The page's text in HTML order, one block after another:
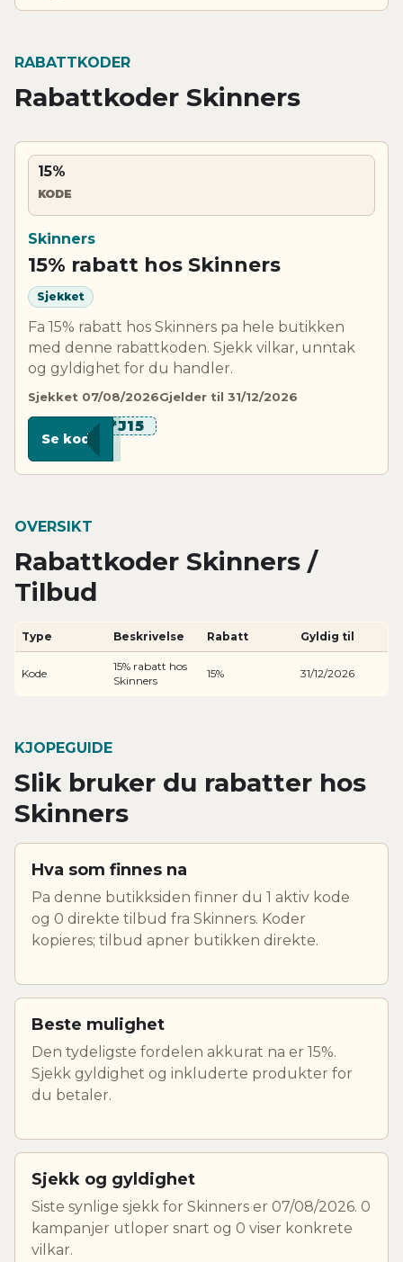
RABATTKODER
Rabattkoder Skinners
15%
KODE
Skinners
15% rabatt hos Skinners
Sjekket
Fa 15% rabatt hos Skinners pa hele butikken
med denne rabattkoden. Sjekk vilkar, unntak
og gyldighet for du handler.
Sjekket 07/08/2026Gjelder til 31/12/2026
***J15
Se kode
OVERSIKT
Rabattkoder Skinners /
Tilbud
Type Beskrivelse Rabatt Gyldig til
Kode
15% rabatt hos
Skinners
15% 31/12/2026
KJOPEGUIDE
Slik bruker du rabatter hos
Skinners
Hva som finnes na
Pa denne butikksiden finner du 1 aktiv kode
og 0 direkte tilbud fra Skinners. Koder
kopieres; tilbud apner butikken direkte.
Beste mulighet
Den tydeligste fordelen akkurat na er 15%.
Sjekk gyldighet og inkluderte produkter for
du betaler.
Sjekk og gyldighet
Siste synlige sjekk for Skinners er 07/08/2026. 0
kampanjer utloper snart og 0 viser konkrete
vilkar.